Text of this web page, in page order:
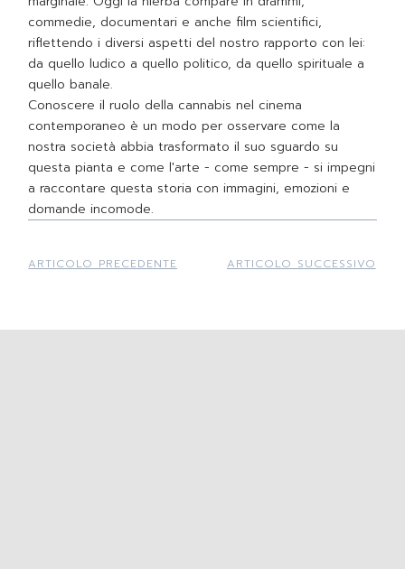
commedie, documentari e anche film scientifici,
riflettendo i diversi aspetti del nostro rapporto con lei:
da quello ludico a quello politico, da quello spirituale a
quello banale.
Conoscere il ruolo della cannabis nel cinema
contemporaneo è un modo per osservare come la
nostra società abbia trasformato il suo sguardo su
questa pianta e come l'arte - come sempre - si impegni
a raccontare questa storia con immagini, emozioni e
domande incomode.
ARTICOLO PRECEDENTE ARTICOLO SUCCESSIVO